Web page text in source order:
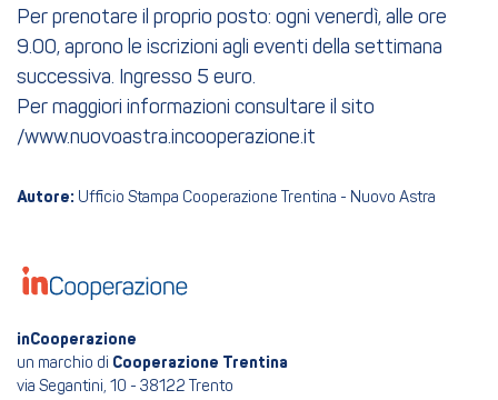
Per prenotare il proprio posto: ogni venerdì, alle ore
9.00, aprono le iscrizioni agli eventi della settimana
successiva. Ingresso 5 euro.
Per maggiori informazioni consultare il sito
/www.nuovoastra.incooperazione.it
Autore: Ufficio Stampa Cooperazione Trentina - Nuovo Astra
inCooperazione
un marchio di Cooperazione Trentina
via Segantini, 10 - 38122 Trento